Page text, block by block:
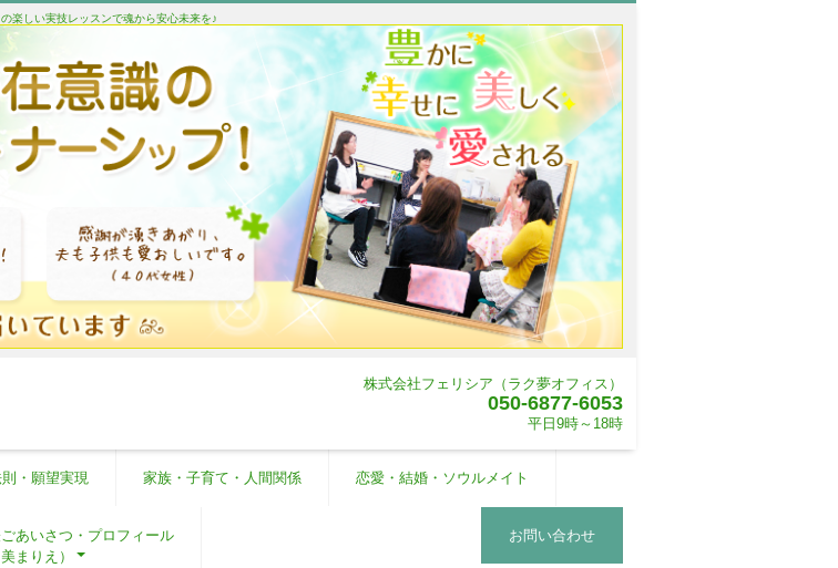
楽しい実技レッスンで魂から安心未来を♪
株式会社フェリシア（ラク夢オフィス）
050-6877-6053
平日9時～18時
・願望実現 家族・子育て・人間関係 恋愛・結婚・ソウルメイト
あいさつ・プロフィール
美まりえ）
お問い合わせ